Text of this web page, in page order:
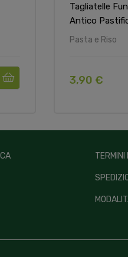
Tagliatelle
Antico
Pasta e Riso
3,90 €
TERMINI